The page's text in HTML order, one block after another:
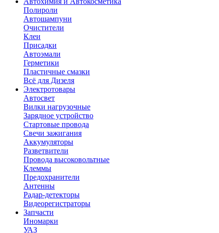
Полироли
Автошампуни
Очистители
Клеи
Присадки
Автоэмали
Герметики
Пластичные смазки
Всё для Дизеля
Электротовары
Автосвет
Вилки нагрузочные
Зарядное устройство
Стартовые провода
Свечи зажигания
Аккумуляторы
Разветвители
Провода высоковольтные
Клеммы
Предохранители
Антенны
Радар-детекторы
Видеорегистраторы
Запчасти
Иномарки
УАЗ